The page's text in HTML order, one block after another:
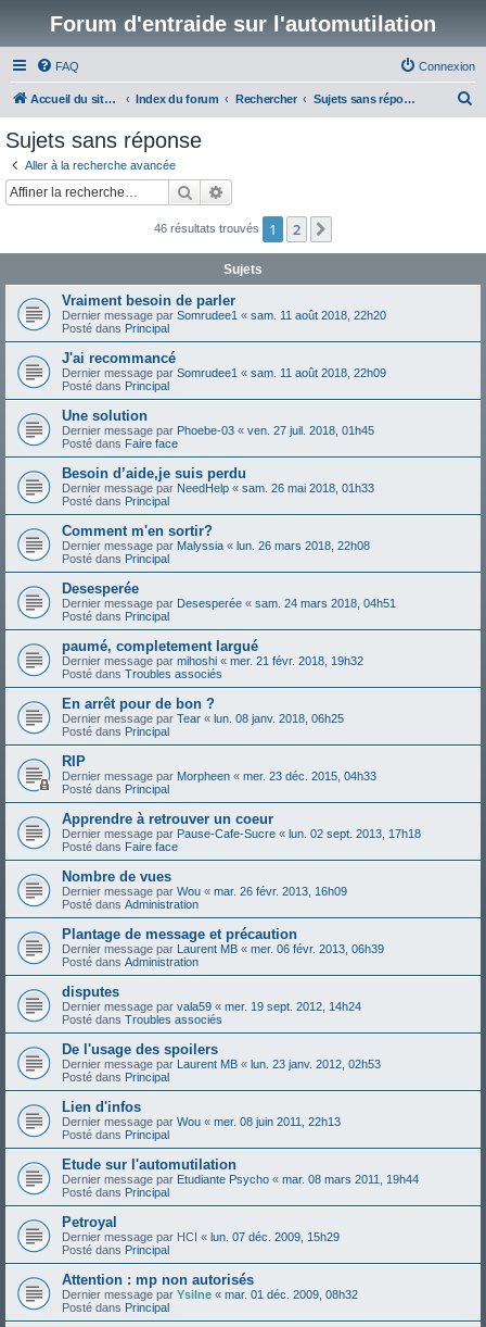
Forum d'entraide sur l'automutilation
FAQ Connexion
Accueil du site www.automutilations.info Index du forum Rechercher Sujets sans réponse
c
Sujets sans réponse
Aller à la recherche avancée
Rechercher
46 résultats trouvés 1 2
Sujets
Vraiment besoin de parler
Dernier message par Somrudee1 « sam. 11 août 2018, 22h20
Posté dans Principal
J'ai recommancé
Dernier message par Somrudee1 « sam. 11 août 2018, 22h09
Posté dans Principal
Une solution
Dernier message par Phoebe-03 « ven. 27 juil. 2018, 01h45
Posté dans Faire face
Besoin d’aide,je suis perdu
Dernier message par NeedHelp « sam. 26 mai 2018, 01h33
Posté dans Principal
Comment m'en sortir?
Dernier message par Malyssia « lun. 26 mars 2018, 22h08
Posté dans Principal
Desesperée
Dernier message par Desesperée « sam. 24 mars 2018, 04h51
Posté dans Principal
paumé, completement largué
Dernier message par mihoshi « mer. 21 févr. 2018, 19h32
Posté dans Troubles associés
En arrêt pour de bon ?
Dernier message par Tear « lun. 08 janv. 2018, 06h25
Posté dans Principal
RIP
Dernier message par Morpheen « mer. 23 déc. 2015, 04h33
Posté dans Principal
Apprendre à retrouver un coeur
Dernier message par Pause-Cafe-Sucre « lun. 02 sept. 2013, 17h18
Posté dans Faire face
Nombre de vues
Dernier message par Wou « mar. 26 févr. 2013, 16h09
Posté dans Administration
Plantage de message et précaution
Dernier message par Laurent MB « mer. 06 févr. 2013, 06h39
Posté dans Administration
disputes
Dernier message par vala59 « mer. 19 sept. 2012, 14h24
Posté dans Troubles associés
De l'usage des spoilers
Dernier message par Laurent MB « lun. 23 janv. 2012, 02h53
Posté dans Principal
Lien d'infos
Dernier message par Wou « mer. 08 juin 2011, 22h13
Posté dans Principal
Etude sur l'automutilation
Dernier message par Etudiante Psycho « mar. 08 mars 2011, 19h44
Posté dans Principal
Petroyal
Dernier message par HCI « lun. 07 déc. 2009, 15h29
Posté dans Principal
Attention : mp non autorisés
Dernier message par Ysilne « mar. 01 déc. 2009, 08h32
Posté dans Principal